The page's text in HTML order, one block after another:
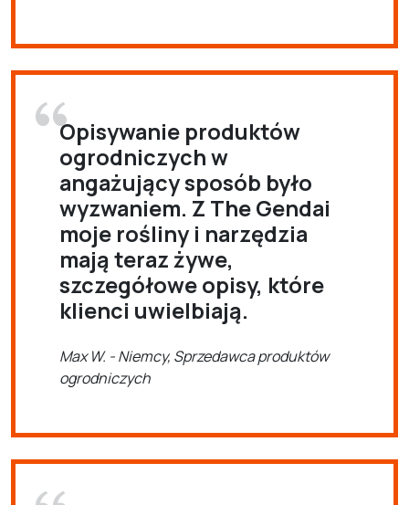
Opisywanie produktów
ogrodniczych w
angażujący sposób było
wyzwaniem. Z The Gendai
moje rośliny i narzędzia
mają teraz żywe,
szczegółowe opisy, które
klienci uwielbiają.
Max W. - Niemcy, Sprzedawca produktów
ogrodniczych